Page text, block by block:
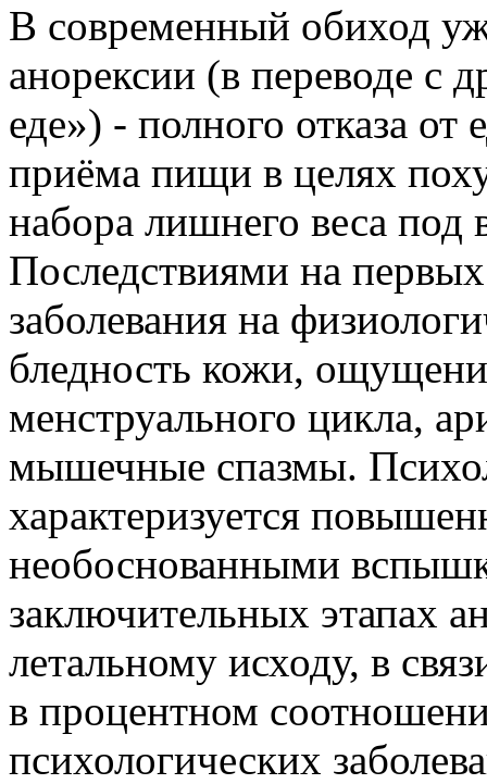
В современный обиход
анорексии (в переводе с
еде») - полного отказа от
приёма пищи в целях
набора лишнего веса
Последствиями на
заболевания на
бледность кожи,
менструального цикла,
мышечные спазмы.
характеризуется
необоснованными
заключительных этапах
летальному исходу, в
в процентном
психологических